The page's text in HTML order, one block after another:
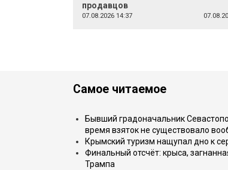
продавцов
07.08.2026 14:37
Самое читаемое
Бывший градоначальник
время взяток не существовало
Крымский туризм нащупал дно к
Финальный отсчёт: крыса,
Трампа